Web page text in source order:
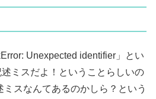
Unexpected identifier」とい
ミスだよ！ということらしいの
スなんてあるのかしら？という